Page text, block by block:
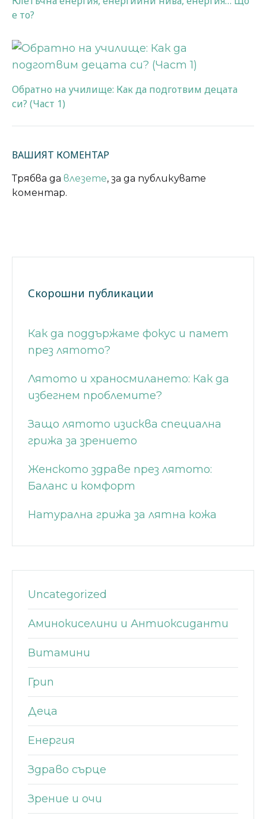
е то?
Обратно на училище: Как да подготвим децата
си? (Част 1)
ВАШИЯТ КОМЕНТАР
Трябва да влезете, за да публикувате
коментар.
Скорошни публикации
Как да поддържаме фокус и памет
през лятото?
Лятото и храносмилането: Как да
избегнем проблемите?
Защо лятото изисква специална
грижа за зрението
Женското здраве през лятото:
Баланс и комфорт
Натурална грижа за лятна кожа
Uncategorized
Аминокиселини и Антиоксиданти
Витамини
Грип
Деца
Енергия
Здраво сърце
Зрение и очи